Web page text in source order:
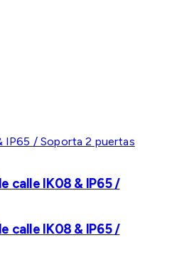
calle IK08 & IP65 /
calle IK08 & IP65 /